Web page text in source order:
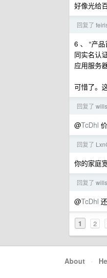
好像光给
回复了
6 、 “产
同实名认
应用服务
可惜了。
回复了
@TcDhl
回复了
你的家庭
回复了
@TcDhl
1 2
About ·